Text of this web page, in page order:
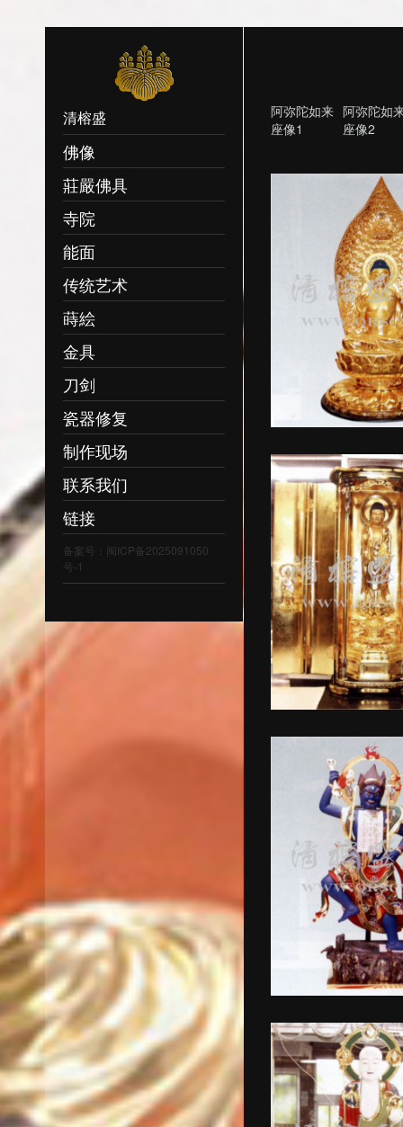
阿弥陀如来
座像1
阿弥陀如
座像2
清榕盛
佛像
莊嚴佛具
寺院
能面
传统艺术
蒔絵
金具
刀剑
瓷器修复
制作现场
联系我们
链接
备案号：闽ICP备2025091050
号-1